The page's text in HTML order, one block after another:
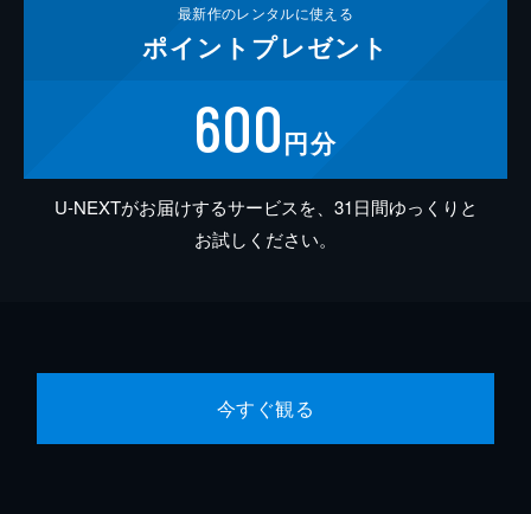
最新作のレンタルに使える
ポイント プレゼント
600円分
U-NEXTがお届けするサービスを、31日間ゆっくりと
お試しください。
今すぐ観る